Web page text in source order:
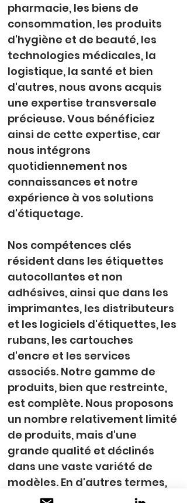
pharmacie, les biens de
consommation, les produits
d'hygiène et de beauté, les
technologies médicales, la
logistique, la santé et bien
d'autres, nous avons acquis
une expertise transversale
précieuse. Vous bénéficiez
ainsi de cette expertise, car
nous intégrons
quotidiennement nos
connaissances et notre
expérience à vos solutions
d'étiquetage.
Nos compétences clés
résident dans les étiquettes
autocollantes et non
adhésives, ainsi que dans les
imprimantes, les distributeurs
et les logiciels d'étiquettes, les
rubans, les cartouches
d'encre et les services
associés. Notre gamme de
produits, bien que restreinte,
est complète. Nous proposons
un nombre relativement limité
de produits, mais d'une
grande qualité et déclinés
dans une vaste variété de
modèles. En d'autres termes,
vous trouverez chez nous un